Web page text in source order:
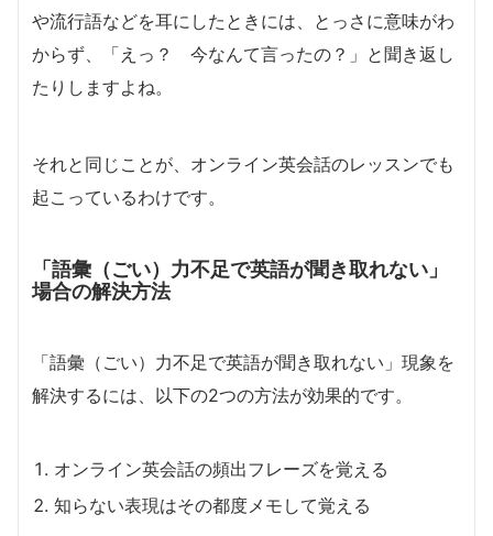
や流行語などを耳にしたときには、とっさに意味がわ
からず、「えっ？ 今なんて言ったの？」と聞き返し
たりしますよね。
それと同じことが、オンライン英会話のレッスンでも
起こっているわけです。
「語彙（ごい）力不足で英語が聞き取れない」
場合の解決方法
「語彙（ごい）力不足で英語が聞き取れない」現象を
解決するには、以下の2つの方法が効果的です。
オンライン英会話の頻出フレーズを覚える
知らない表現はその都度メモして覚える